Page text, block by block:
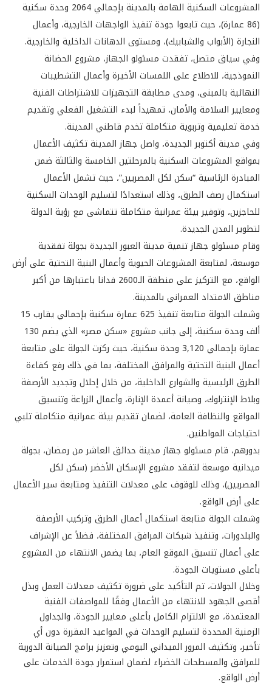
المشروعات السكنية الهامة بالمدينة بإجمالي 2064 وحدة سكنية
(86 عمارة)، حيث تابعوا جودة تنفيذ الواجهات الخارجية، وأعمال
النجارة (الأبواب والشبابيك)، ومستوى الدهانات الداخلية والخارجية.
وفي سياق متصل، تفقدت مسئولو الجهاز، مشروع الحضانة
النموذجية، للاطلاع على اللمسات الأخيرة وأعمال التشطيبات
النهائية بالمبنى، ومدى مطابقة التجهيزات للاشتراطات الفنية
ومعايير السلامة والأمان، تمهيداً لبدء التشغيل الفعلي وتقديم
خدمة تعليمية وتربوية متكاملة تخدم قاطني المدينة.
وفي مدينة أكتوبر الجديدة، واصل جهاز المدينة تكثيف الأعمال
بمواقع المشروعات السكنية بالمرحلتين الخامسة والثالثة ضمن
المبادرة الرئاسية “سكن لكل المصريين”، حيث تشمل الأعمال
استكمال رصف الطرق، وذلك استعدادًا لتسليم الوحدات السكنية
للحاجزين، وتوفير بيئة عمرانية متكاملة تتماشى مع رؤية الدولة
لتطوير المدن الجديدة.
وقام مسئولو جهاز تنمية مدينة العبور الجديدة بجولة تفقدية
موسعة، لمتابعة المشروعات الحيوية وأعمال البنية التحتية على أرض
الواقع، مع التركيز على منطقة الـ2600 فدانا باعتبارها من أكبر
مناطق الامتداد العمراني بالمدينة.
وشملت الجولة متابعة تنفيذ 625 عمارة سكنية بإجمالي يقارب 15
ألف وحدة سكنية، إلى جانب مشروع «سكن مصر» الذي يضم 130
عمارة بإجمالي 3,120 وحدة سكنية، حيث ركزت الجولة على متابعة
أعمال البنية التحتية والمرافق المختلفة، بما في ذلك رفع كفاءة
الطرق الرئيسية والشوارع الداخلية، من خلال إحلال وتجديد الأرصفة
وبلاط الإنترلوك، وصيانة أعمدة الإنارة، وأعمال الزراعة وتنسيق
المواقع والنظافة العامة، لضمان تقديم بيئة عمرانية متكاملة تلبي
احتياجات المواطنين.
بدورهم، قام مسئولو جهاز مدينة حدائق العاشر من رمضان، بجولة
ميدانية موسعة لتفقد مشروع الإسكان الأخضر (سكن لكل
المصريين)، وذلك للوقوف على معدلات التنفيذ ومتابعة سير الأعمال
على أرض الواقع.
وشملت الجولة متابعة استكمال أعمال الطرق وتركيب الأرصفة
والبلدورات، وتنفيذ شبكات المرافق المختلفة، فضلاً عن الإشراف
على أعمال تنسيق الموقع العام، بما يضمن الانتهاء من المشروع
بأعلى مستويات الجودة.
وخلال الجولات، تم التأكيد على ضرورة تكثيف معدلات العمل وبذل
أقصى الجهود للانتهاء من الأعمال وفقًا للمواصفات الفنية
المعتمدة، مع الالتزام الكامل بأعلى معايير الجودة، والجداول
الزمنية المحددة لتسليم الوحدات في المواعيد المقررة دون أي
تأخير، وتكثيف المرور الميداني اليومي وتعزيز برامج الصيانة الدورية
للمرافق والمسطحات الخضراء لضمان استمرار جودة الخدمات على
أرض الواقع.